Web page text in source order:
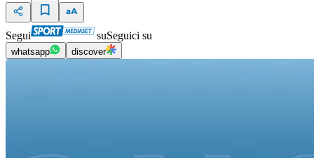
Segui suSeguici su
whatsapp discover